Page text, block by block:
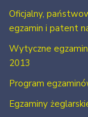
Oficjalny,
egzamin i patent
Wytyczne
2013
Program
Egzaminy